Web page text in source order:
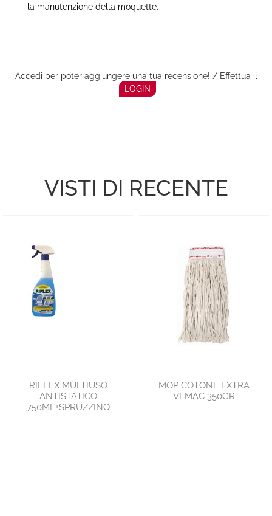
la manutenzione della moquette.
Accedi per poter aggiungere una tua recensione! / Effettua il
LOGIN
VISTI DI RECENTE
RIFLEX MULTIUSO
ANTISTATICO
750ML+SPRUZZINO
MOP COTONE EXTRA
VEMAC 350GR